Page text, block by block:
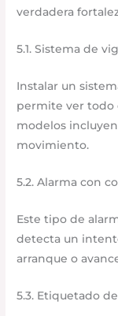
verdadera
5.1. Sistema de
Instalar un
permite ver todo
modelos
movimiento.
5.2. Alarma con
Este tipo de
detecta un
arranque o
5.3. Etiquetado